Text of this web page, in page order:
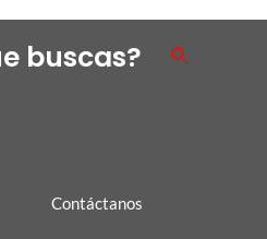
buscas?
Contáctanos